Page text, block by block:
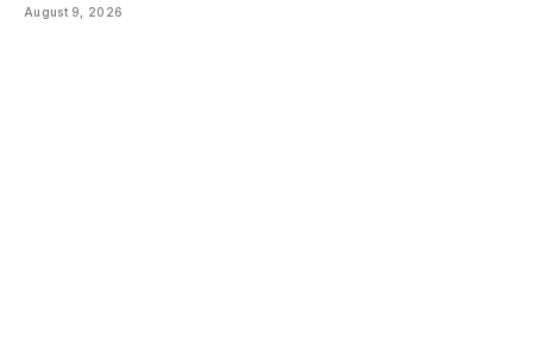
August 9, 2026